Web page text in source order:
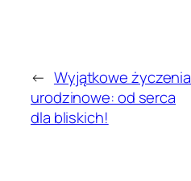
← Wyjątkowe życzenia
urodzinowe: od serca
dla bliskich!